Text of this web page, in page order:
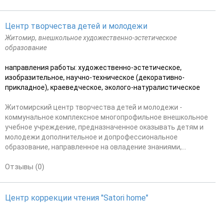
Центр творчества детей и молодежи
Житомир, внешкольное художественно-эстетическое
образование
направления работы: художественно-эстетическое,
изобразительное, научно-техническое (декоративно-
прикладное), краеведческое, эколого-натуралистическое
Житомирский центр творчества детей и молодежи -
коммунальное комплексное многопрофильное внешкольное
учебное учреждение, предназначенное оказывать детям и
молодежи дополнительное и допрофессиональное
образование, направленное на овладение знаниями,...
Отзывы (0)
Центр коррекции чтения "Satori home"